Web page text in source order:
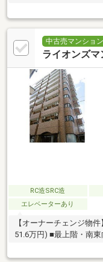
中古売マンション
ライオンズ
RC造SRC造
エレベーターあり
【オーナーチェンジ物
51.6万円) ■最上階・南東